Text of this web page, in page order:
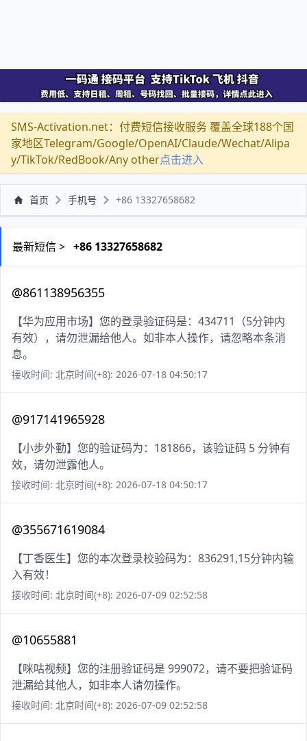
SMS-Activation.net：付费短信接收服务 覆盖全球188个国
家地区Telegram/Google/OpenAI/Claude/Wechat/Alipa
y/TikTok/RedBook/Any other点击进入
首页 手机号 +86 13327658682
最新短信 > +86 13327658682
@861138956355
【华为应用市场】您的登录验证码是：434711（5分钟内
有效），请勿泄漏给他人。如非本人操作，请忽略本条消
息。
接收时间: 北京时间(+8): 2026-07-18 04:50:17
@917141965928
【小步外勤】您的验证码为：181866，该验证码 5 分钟有
效，请勿泄露他人。
接收时间: 北京时间(+8): 2026-07-18 04:50:17
@355671619084
【丁香医生】您的本次登录校验码为：836291,15分钟内输
入有效！
接收时间: 北京时间(+8): 2026-07-09 02:52:58
@10655881
【咪咕视频】您的注册验证码是 999072，请不要把验证码
泄漏给其他人，如非本人请勿操作。
接收时间: 北京时间(+8): 2026-07-09 02:52:58